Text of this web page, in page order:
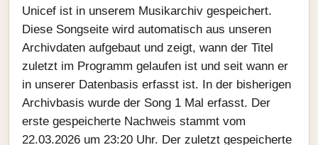
Unicef ist in unserem Musikarchiv gespeichert.
Diese Songseite wird automatisch aus unseren
Archivdaten aufgebaut und zeigt, wann der Titel
zuletzt im Programm gelaufen ist und seit wann er
in unserer Datenbasis erfasst ist. In der bisherigen
Archivbasis wurde der Song 1 Mal erfasst. Der
erste gespeicherte Nachweis stammt vom
22.03.2026 um 23:20 Uhr. Der zuletzt gespeicherte